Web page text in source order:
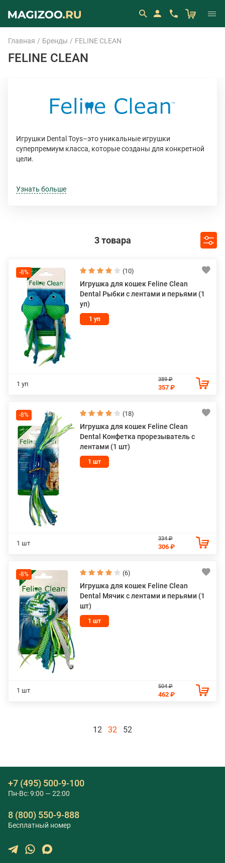
Главная Бренды FELINE CLEAN
FELINE CLEAN
Игрушки Dental Toys–это уникальные игрушки
суперпремиум класса, которые созданы для конкретной
цели.
игрушка Feline Clean подходит для массажа десен, а
Feline Clean вместе с брендами AromaDog, Elder Club, My
Dog, PetPark и Canin Clean входит в группу компаний MPG
Узнать больше
3 товара
-8% (10)
Игрушка для кошек Feline Clean
Dental Рыбки с лентами и перьями (1
уп)
1 уп
1 уп
389 ₽
357 ₽
-8% (18)
Игрушка для кошек Feline Clean
Dental Конфетка прорезыватель с
лентами (1 шт)
1 шт
1 шт
334 ₽
306 ₽
-8% (6)
Игрушка для кошек Feline Clean
Dental Мячик с лентами и перьями (1
шт)
1 шт
1 шт
504 ₽
462 ₽
12 32 52
+7 (495) 500-9-100
Пн-Вс: 9:00 — 22:00
8 (800) 550-9-888
Бесплатный номер